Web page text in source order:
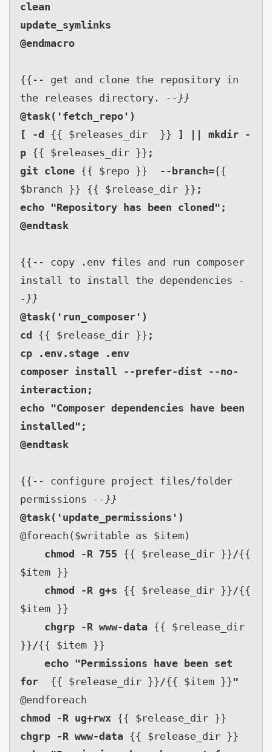
clean
update_symlinks
@endmacro
{{-- get and clone the repository in
the releases directory.
--}}
@task('fetch_repo')
[ -d {{ $releases_dir  }}
] || mkdir -
p {{ $releases_dir }} ;
git clone {{ $repo }} --branch={{
$branch }} {{ $release_dir }} ;
echo "Repository has been cloned";
@endtask
{{-- copy .env files and run composer
install to install the dependencies
-
-}}
@task('run_composer')
cd {{ $release_dir }} ;
cp .env.stage .env
composer install --prefer-dist --no-
interaction;
echo "Composer dependencies have been
installed";
@endtask
{{-- configure project files/folder
permissions
--}}
@foreach($writable as $item)
chmod -R 755 {{ $release_dir }}/{{
$item }}
chmod -R g+s {{ $release_dir }}/{{
$item }}
chgrp -R www-data {{ $release_dir
}}/{{ $item }}
echo "Permissions have been set
for {{ $release_dir }}/{{ $item }}
chmod -R ug+rwx
chgrp -R www-data